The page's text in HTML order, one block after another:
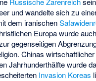
und wandelte sich zu
dem iranischen
Europa wurde
gegenseitigen
Chinas
Jahrhunderthälfte wurde
Invasion Koreas